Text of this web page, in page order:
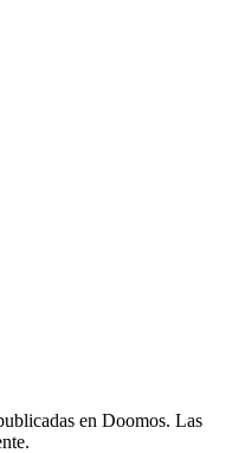
en Doomos. Las